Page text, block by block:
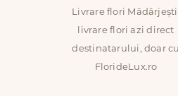
Livrare flori
livrare flori azi direct
destinatarului, doar cu
FlorideLux.ro